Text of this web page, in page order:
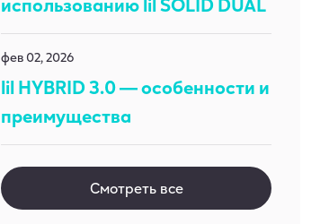
фев 02, 2026
lil HYBRID 3.0 — особенности и
преимущества
Смотреть все